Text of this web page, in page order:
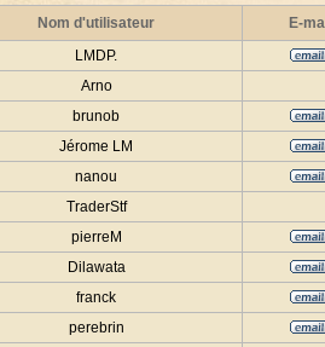
Nom d'utilisateur E-
LMDP.
Arno
brunob
Jérome LM
nanou
TraderStf
pierreM
Dilawata
franck
perebrin